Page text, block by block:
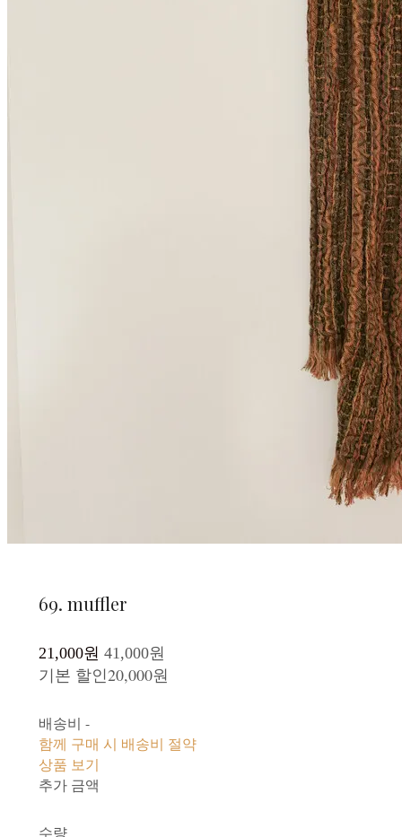
69. muffler
21,000원 41,000원
기본 할인20,000원
배송비 -
함께 구매 시 배송비 절약
상품 보기
추가 금액
수량